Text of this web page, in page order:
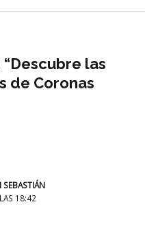
las
de Coronas
SEBASTIÁN
18:42